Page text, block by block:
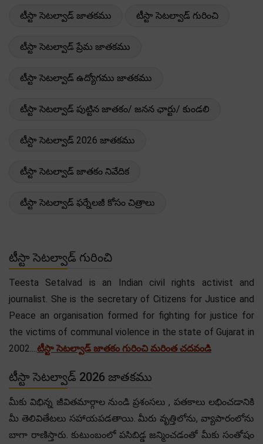
టీస్టా సెటల్వాడ్ జాతకము టీస్టా సెటల్వాడ్ గురించి
టీస్టా సెటల్వాడ్ ప్రేమ జాతకము
టీస్టా సెటల్వాడ్ ఉద్యోగము జాతకము
టీస్టా సెటల్వాడ్ పుట్టిన జాతకం/ జనన ఛార్టు/ కుండలి
టీస్టా సెటల్వాడ్ 2026 జాతకము
టీస్టా సెటల్వాడ్ జాతకం నివేదిక
టీస్టా సెటల్వాడ్ ఫర్నేలజీ కోసం చిత్రాలు
టీస్టా సెటల్వాడ్ గురించి
Teesta Setalvad is an Indian civil rights activist and
journalist. She is the secretary of Citizens for Justice and
Peace an organisation formed for fighting for justice for
the victims of communal violence in the state of Gujarat in
2002....టీస్టా సెటల్వాడ్ జాతకం గురించి మరింత చదవండి
టీస్టా సెటల్వాడ్ 2026 జాతకము
మీకు విభిన్న జీవితమార్గాల నుండి ప్రశంసలు , పతకాలు లభించడానికి
మీ తెలివితేటలు సహాయపడతాయి. మీరు వృత్తిలోను, వ్యాపారంలోను
బాగా రాణిస్తారు. కుటుంబంలో పసిబిడ్డ జన్మించడంతో మీకు సంతోషం